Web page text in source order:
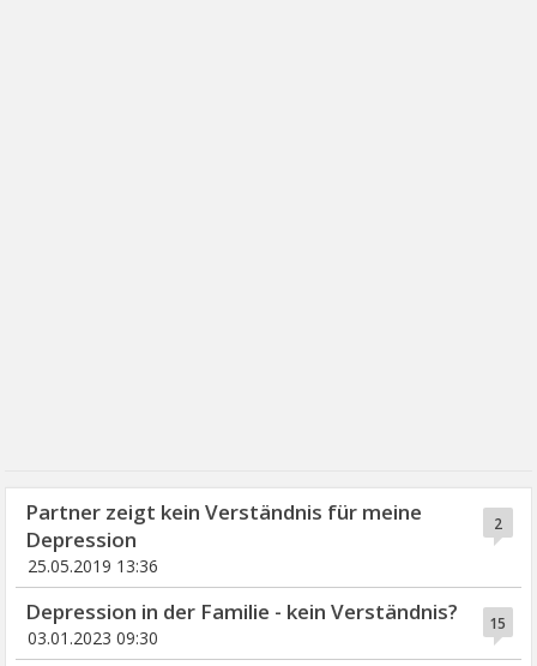
2
Partner zeigt kein Verständnis für meine
Depression
25.05.2019 13:36
15
Depression in der Familie - kein Verständnis?
03.01.2023 09:30